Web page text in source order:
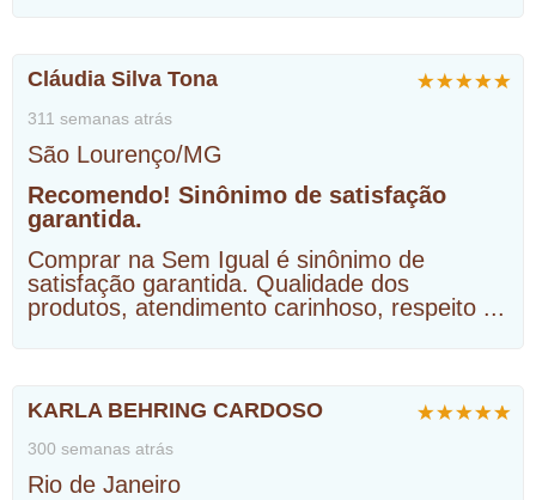
Cláudia Silva Tona
311 semanas atrás
São Lourenço/MG
Recomendo! Sinônimo de satisfação
garantida.
Comprar na Sem Igual é sinônimo de
satisfação garantida. Qualidade dos
produtos, atendimento carinhoso, respeito ...
KARLA BEHRING CARDOSO
300 semanas atrás
Rio de Janeiro